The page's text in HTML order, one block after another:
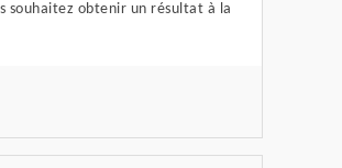
souhaitez obtenir un résultat à la